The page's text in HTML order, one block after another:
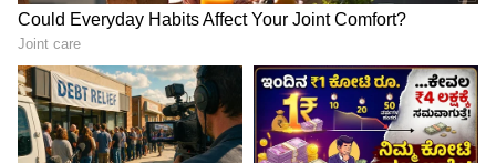
ಹೋಗಿದ್ದು ಅನುಷ್ಕಾ ಶರ್ಮಾ ಅವರಿಗೆ. ಆದರೆ ಅನುಷ್ಕಾ ಈ
ಸಿನಿಮಾದಲ್ಲಿ ನಟಿಸಲು ಹಿಂದೇಟು ಹಾಕಿದರು. ಬಳಿಕ
ಅಲಿಯಾ ಭಟ್ ನಟಿಸಿದರು. ಈ ಸಿನಿಮಾ ಕೂಡ ಸೂಪರ್
ಹಿಟ್ ಆಯಿತು.